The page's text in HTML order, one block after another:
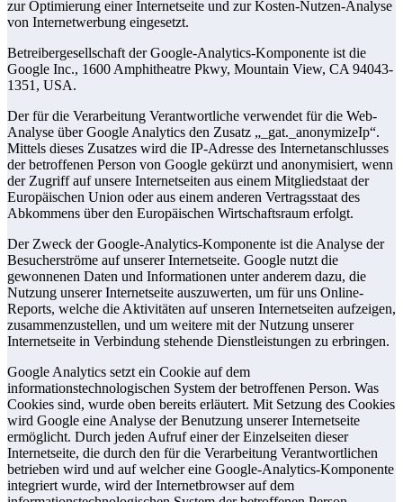
zur Optimierung einer Internetseite und zur Kosten-Nutzen-Analyse
von Internetwerbung eingesetzt.
Betreibergesellschaft der Google-Analytics-Komponente ist die
Google Inc., 1600 Amphitheatre Pkwy, Mountain View, CA 94043-
1351, USA.
Der für die Verarbeitung Verantwortliche verwendet für die Web-
Analyse über Google Analytics den Zusatz „_gat._anonymizeIp“.
Mittels dieses Zusatzes wird die IP-Adresse des Internetanschlusses
der betroffenen Person von Google gekürzt und anonymisiert, wenn
der Zugriff auf unsere Internetseiten aus einem Mitgliedstaat der
Europäischen Union oder aus einem anderen Vertragsstaat des
Abkommens über den Europäischen Wirtschaftsraum erfolgt.
Der Zweck der Google-Analytics-Komponente ist die Analyse der
Besucherströme auf unserer Internetseite. Google nutzt die
gewonnenen Daten und Informationen unter anderem dazu, die
Nutzung unserer Internetseite auszuwerten, um für uns Online-
Reports, welche die Aktivitäten auf unseren Internetseiten aufzeigen,
zusammenzustellen, und um weitere mit der Nutzung unserer
Internetseite in Verbindung stehende Dienstleistungen zu erbringen.
Google Analytics setzt ein Cookie auf dem
informationstechnologischen System der betroffenen Person. Was
Cookies sind, wurde oben bereits erläutert. Mit Setzung des Cookies
wird Google eine Analyse der Benutzung unserer Internetseite
ermöglicht. Durch jeden Aufruf einer der Einzelseiten dieser
Internetseite, die durch den für die Verarbeitung Verantwortlichen
betrieben wird und auf welcher eine Google-Analytics-Komponente
integriert wurde, wird der Internetbrowser auf dem